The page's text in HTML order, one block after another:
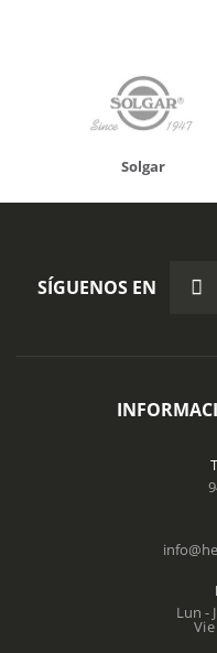
Solgar
SÍGUENOS EN
Lun -